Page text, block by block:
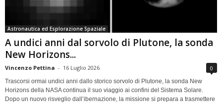
Astronautica ed Esplorazione Spaziale
A undici anni dal sorvolo di Plutone, la sonda
New Horizons...
Vincenzo Pettina - 16 Luglio 2026 0
Trascorsi ormai undici anni dallo storico sorvolo di Plutone, la sonda New
Horizons della NASA continua il suo viaggio ai confini del Sistema Solare.
Dopo un nuovo risveglio dall’ibernazione, la missione si prepara a trasmettere